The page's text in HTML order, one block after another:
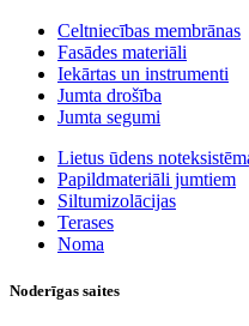
Celtniecības membrānas
Fasādes materiāli
Iekārtas un instrumenti
Jumta drošība
Jumta segumi
Lietus ūdens
Papildmateriāli jumtiem
Siltumizolācijas
Terases
Noma
Noderīgas saites